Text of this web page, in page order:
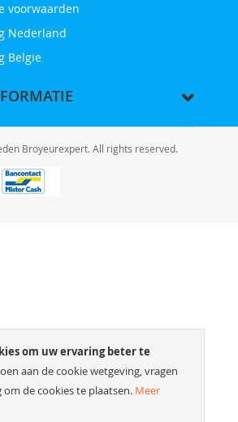
om uw ervaring beter te
aan de cookie wetgeving, vragen
de cookies te plaatsen. Meer
voorwaarden
Nederland
Belgie
Broyeurexpert. All rights reserved.